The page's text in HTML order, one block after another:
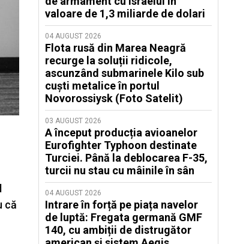
că
valoare de 1,3 miliarde de dolari
04 AUGUST 2026
Flota rusă din Marea Neagră
recurge la soluții ridicole,
ascunzând submarinele Kilo sub
cuști metalice în portul
Novorossiysk (Foto Satelit)
03 AUGUST 2026
A început producția avioanelor
Eurofighter Typhoon destinate
Turciei. Până la deblocarea F-35,
turcii nu stau cu mâinile în sân
04 AUGUST 2026
Intrare în forță pe piața navelor
de luptă: Fregata germană GMF
140, cu ambiții de distrugător